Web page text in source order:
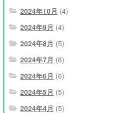
2024年10月 (4)
2024年9月 (4)
2024年8月 (5)
2024年7月 (6)
2024年6月 (6)
2024年5月 (5)
2024年4月 (5)